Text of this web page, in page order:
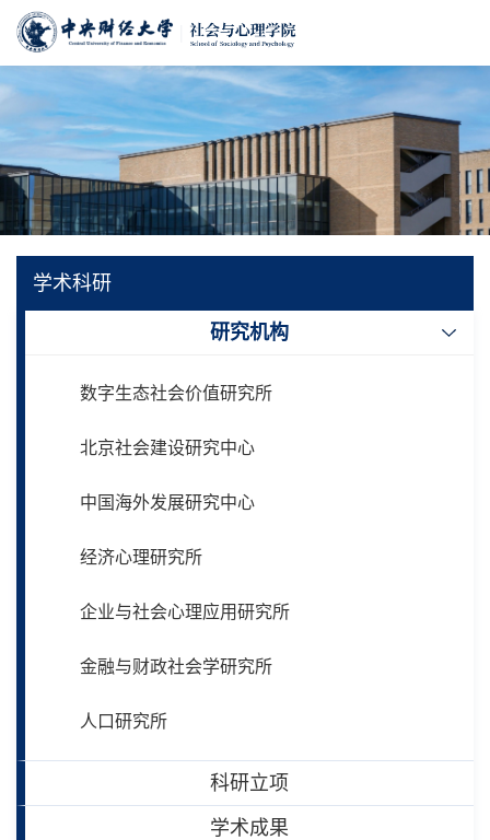
学术科研
研究机构
数字生态社会价值研究所
北京社会建设研究中心
中国海外发展研究中心
经济心理研究所
企业与社会心理应用研究所
金融与财政社会学研究所
人口研究所
科研立项
学术成果